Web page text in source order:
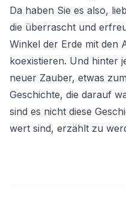
Da haben Sie es also,
die überrascht und
Winkel der Erde mit den
koexistieren. Und hinter
neuer Zauber, etwas
Geschichte, die darauf
sind es nicht diese
wert sind, erzählt zu